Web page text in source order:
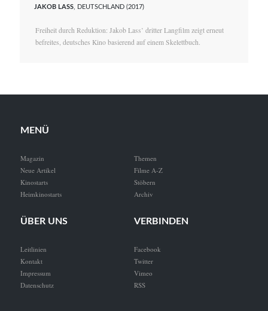
JAKOB LASS, DEUTSCHLAND (2017)
Freiheit durch Reduktion: Jakob Lass’ dritter Langfilm zeigt erneut
befreites, deutsches Kino basierend auf einem Skelettbuch.
MENÜ
Magazin
Neue Artikel
Kinostarts
Heimkinostarts
Themen
Filme A-Z
Stöbern
Archiv
ÜBER UNS
Leitlinien
Kontakt
Impressum
Datenschutz
VERBINDEN
Facebook
Twitter
Vimeo
RSS